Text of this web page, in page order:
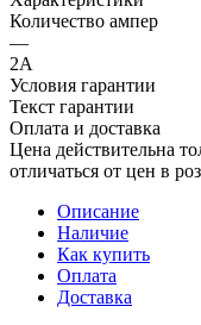
Количество ампер
—
2А
Условия гарантии
Текст гарантии
Оплата и доставка
Цена действительна
отличаться от цен в
Описание
Наличие
Как купить
Оплата
Доставка